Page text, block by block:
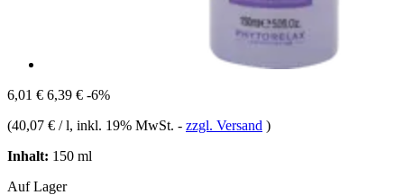
6,01 € 6,39 € -6%
(40,07 € / l, inkl. 19% MwSt. - zzgl. Versand )
Inhalt: 150 ml
Auf Lager